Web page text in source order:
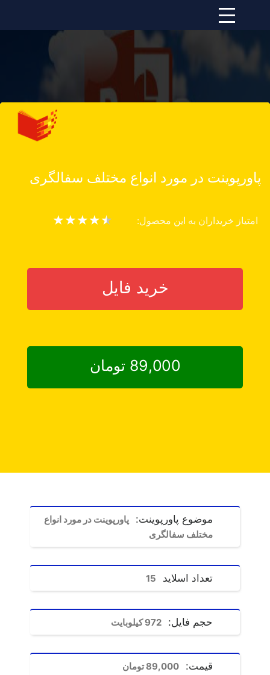
پاورپوینت در مورد انواع مختلف سفالگری
امتیاز خریداران به این محصول: ★★★★★
خرید فایل
89,000 تومان
موضوع پاورپوینت:
پاورپوینت در مورد انواع
مختلف سفالگری
تعداد اسلاید 15
حجم فایل: 972کیلوبایت
قیمت: 89,000 تومان